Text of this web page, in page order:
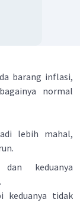
barang inflasi,
normal
lebih mahal,
keduanya
keduanya tidak